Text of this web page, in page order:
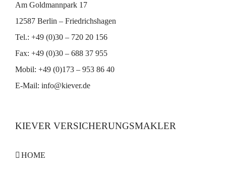
Am Goldmannpark 17
12587 Berlin – Friedrichshagen
Tel.: +49 (0)30 – 720 20 156
Fax: +49 (0)30 – 688 37 955
Mobil: +49 (0)173 – 953 86 40
E-Mail: info@kiever.de
KIEVER VERSICHERUNGSMAKLER
HOME